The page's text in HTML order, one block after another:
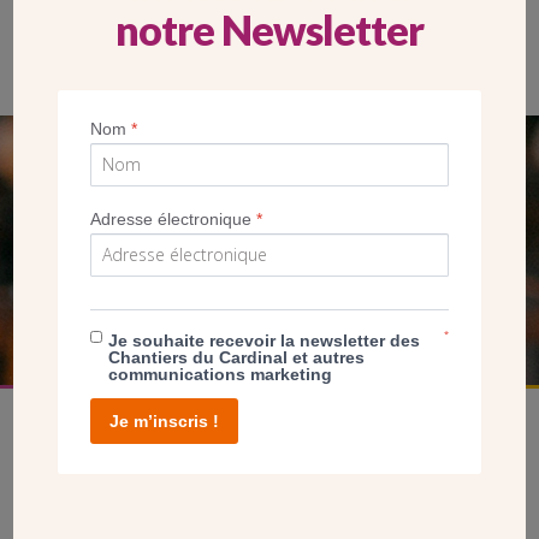
La procession des offrandes durant la messe a reflété toute la
richesse de la communauté paroissiale.
SEUL VOTRE DON
NOUS PERMET D’AGIR
FAIRE UN DON
notre Newsletter
Nom*
Adresse électronique*
Je souhaite recevoir la newsletter des
Chantiers du Cardinal et autres
communications marketing
*
Je m’inscris !